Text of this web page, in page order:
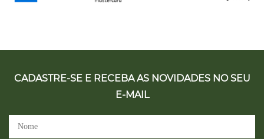
CADASTRE-SE E RECEBA AS NOVIDADES NO SEU
E-MAIL